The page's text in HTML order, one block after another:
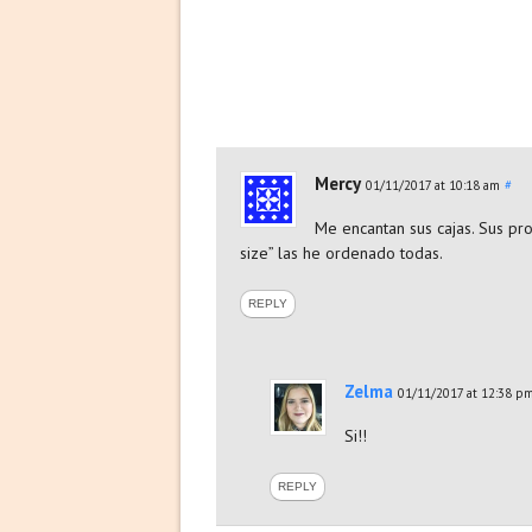
Mercy 01/11/2017 at 10:18 am #
Me encantan sus cajas. Sus
size” las he ordenado todas.
REPLY
Zelma 01/11/2017 at 12:38 pm
Si!!
REPLY